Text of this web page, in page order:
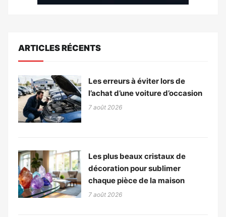
ARTICLES RÉCENTS
Les erreurs à éviter lors de
l’achat d’une voiture d’occasion
7 août 2026
Les plus beaux cristaux de
décoration pour sublimer
chaque pièce de la maison
7 août 2026